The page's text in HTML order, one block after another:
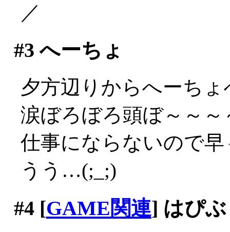
／
#3 へーちょ
夕方辺りからへーち
涙ぼろぼろ頭ぼ～～～
仕事にならないので
うう…(;_;)
#4[GAME関連] はぴ